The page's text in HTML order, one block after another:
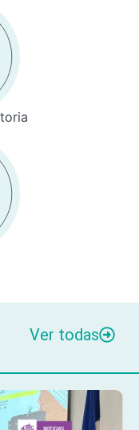
Ver todas